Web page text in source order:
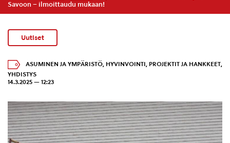
Savoon – ilmoittaudu mukaan!
Uutiset
ASUMINEN JA YMPÄRISTÖ, HYVINVOINTI, PROJEKTIT JA HANKKEET,
YHDISTYS
14.3.2025 — 12:23